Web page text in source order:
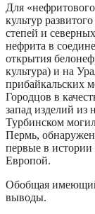
Для
культур
степей и
нефрита в
открытия
культура) и на
прибайкальских
Городцов в
запад изделий из
Турбинском
Пермь,
первые в
Европой.
Обобщая
выводы.